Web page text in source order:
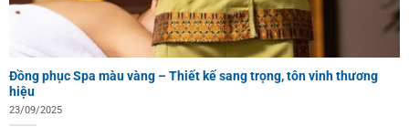
Đồng phục Spa màu vàng – Thiết kế sang trọng, tôn vinh thương
hiệu
23/09/2025